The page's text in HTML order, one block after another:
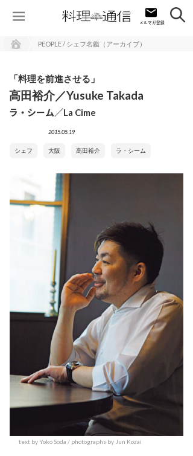
PEOPLE / シェフ名鑑（アーカイブ）
「料理を前進させる」
高田裕介／Yusuke Takada
ラ・シーム／La Cime
2015.05.19
シェフ 大阪 高田裕介 ラ・シーム
text by Yoko Soda / photographs by Jun Kozai